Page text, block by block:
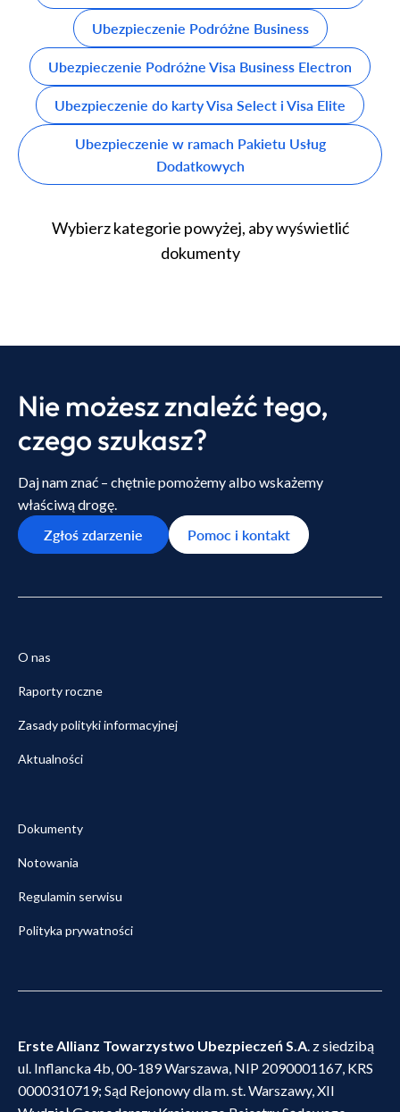
Ubezpieczenie Podróżne Business
Ubezpieczenie Podróżne Visa Business Electron
Ubezpieczenie do karty Visa Select i Visa Elite
Ubezpieczenie w ramach Pakietu Usług
Dodatkowych
Wybierz kategorie powyżej, aby wyświetlić
dokumenty
Nie możesz znaleźć tego,
czego szukasz?
Daj nam znać – chętnie pomożemy albo wskażemy
właściwą drogę.
Zgłoś zdarzenie
Pomoc i kontakt
O nas
Raporty roczne
Zasady polityki informacyjnej
Aktualności
Dokumenty
Notowania
Regulamin serwisu
Polityka prywatności
Erste Allianz Towarzystwo Ubezpieczeń S.A . z siedzibą
ul. Inflancka 4b, 00-189 Warszawa, NIP 2090001167, KRS
0000310719; Sąd Rejonowy dla m. st. Warszawy, XII